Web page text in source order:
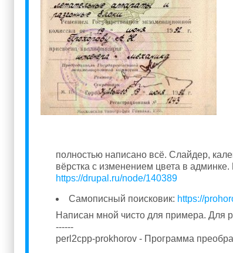
полностью написано всё. Слайдер,
вёрстка с изменением цвета в
https://drupal.ru/node/140389
Самописный поисковик: https://
Написан мной чисто для примера. Для
------
perl2cpp-prokhorov - Программа